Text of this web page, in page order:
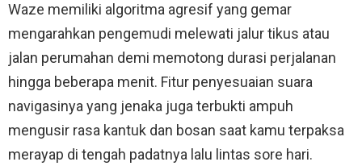
Waze memiliki algoritma agresif yang gemar
mengarahkan pengemudi melewati jalur tikus atau
jalan perumahan demi memotong durasi perjalanan
hingga beberapa menit. Fitur penyesuaian suara
navigasinya yang jenaka juga terbukti ampuh
mengusir rasa kantuk dan bosan saat kamu terpaksa
merayap di tengah padatnya lalu lintas sore hari.